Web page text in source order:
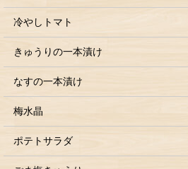
冷やしトマト
きゅうりの一本漬け
なすの一本漬け
梅水晶
ポテトサラダ